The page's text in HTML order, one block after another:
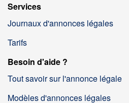
Services
Journaux d'annonces légales
Tarifs
Besoin d'aide ?
Tout savoir sur l'annonce légale
Modèles d'annonces légales